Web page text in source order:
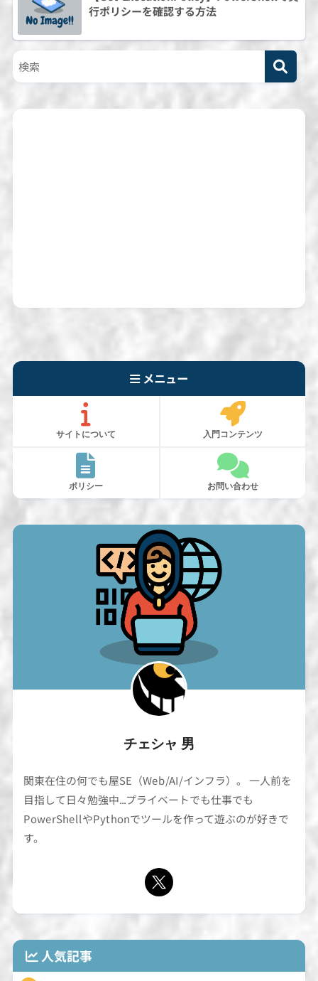
行ポリシーを確認する方法
メニュー
サイトについて 入門コンテンツ
ポリシー お問い合わせ
チェシャ 男
関東在住の何でも屋SE（Web/AI/インフラ）。 一人前を
目指して日々勉強中...プライベートでも仕事でも
PowerShellやPythonでツールを作って遊ぶのが好きで
す。
人気記事